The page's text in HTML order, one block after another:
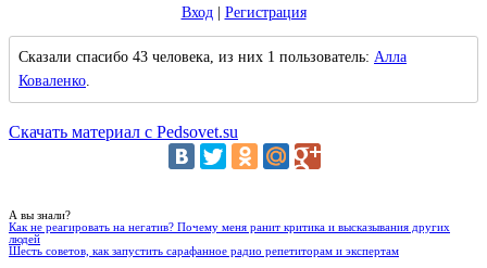
Вход| Регистрация
Сказали спасибо 43 человека, из них 1 пользователь: Алла
Коваленко.
Скачать материал с Pedsovet.su
А вы знали?
Как не реагировать на негатив? Почему меня ранит критика и высказывания других
людей
Шесть советов, как запустить сарафанное радио репетиторам и экспертам